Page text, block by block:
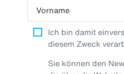
Vorname
Ich bin damit
diesem Zweck
Sie können den